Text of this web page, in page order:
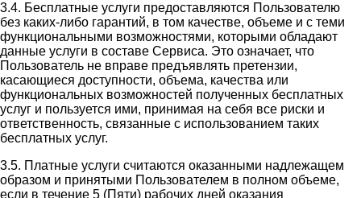
3.4. Бесплатные услуги предоставляются Пользователю
без каких-либо гарантий, в том качестве, объеме и с теми
функциональными возможностями, которыми обладают
данные услуги в составе Сервиса. Это означает, что
Пользователь не вправе предъявлять претензии,
касающиеся доступности, объема, качества или
функциональных возможностей полученных бесплатных
услуг и пользуется ими, принимая на себя все риски и
ответственность, связанные с использованием таких
бесплатных услуг.
3.5. Платные услуги считаются оказанными надлежащем
образом и принятыми Пользователем в полном объеме,
если в течение 5 (Пяти) рабочих дней оказания